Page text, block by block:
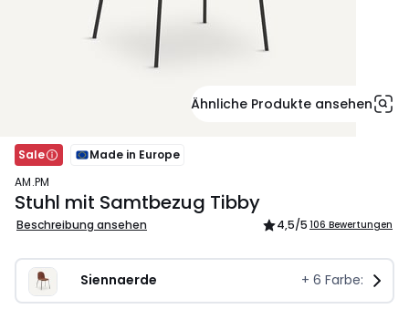
Ähnliche Produkte ansehen
Sale
Made in Europe
AM.PM
Stuhl mit Samtbezug Tibby
Beschreibung ansehen 4,5/5 106 Bewertungen
Siennaerde + 6 Farbe: